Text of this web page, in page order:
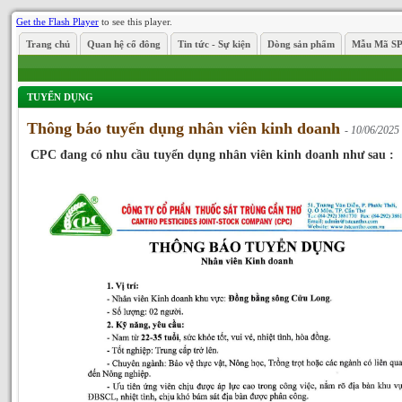
Get the Flash Player to see this player.
Trang chủ Quan hệ cổ đông Tin tức - Sự kiện Dòng sản phẩm Mẫu Mã SP
TUYỂN DỤNG
Thông báo tuyển dụng nhân viên kinh doanh - 10/06/2025
CPC đang có nhu cầu tuyển dụng nhân viên kinh doanh như sau :